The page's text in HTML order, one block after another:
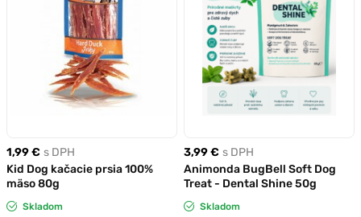
1,99 € s DPH
Kid Dog kačacie prsia 100%
mäso 80g
Skladom
3,99 € s DPH
Animonda BugBell Soft Dog
Treat - Dental Shine 50g
Skladom